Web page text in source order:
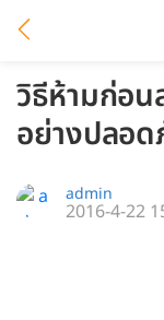
วิธีห้ามก่อ
อย่างปลอ
admin
2016-4-22